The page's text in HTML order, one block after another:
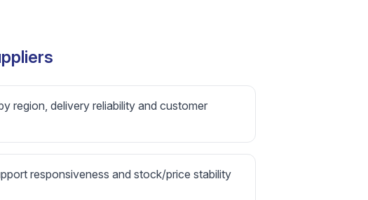
region, delivery reliability and customer
responsiveness and stock/price stability